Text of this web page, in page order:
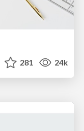
281 24k